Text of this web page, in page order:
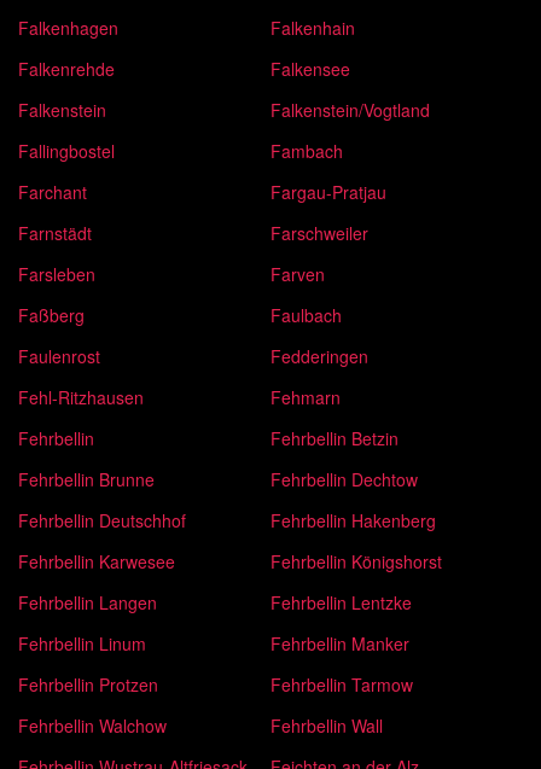
Falkenhagen
Falkenhain
Falkenrehde
Falkensee
Falkenstein
Falkenstein/Vogtland
Fallingbostel
Fambach
Farchant
Fargau-Pratjau
Farnstädt
Farschweiler
Farsleben
Farven
Faßberg
Faulbach
Faulenrost
Fedderingen
Fehl-Ritzhausen
Fehmarn
Fehrbellin
Fehrbellin Betzin
Fehrbellin Brunne
Fehrbellin Dechtow
Fehrbellin Deutschhof
Fehrbellin Hakenberg
Fehrbellin Karwesee
Fehrbellin Königshorst
Fehrbellin Langen
Fehrbellin Lentzke
Fehrbellin Linum
Fehrbellin Manker
Fehrbellin Protzen
Fehrbellin Tarmow
Fehrbellin Walchow
Fehrbellin Wall